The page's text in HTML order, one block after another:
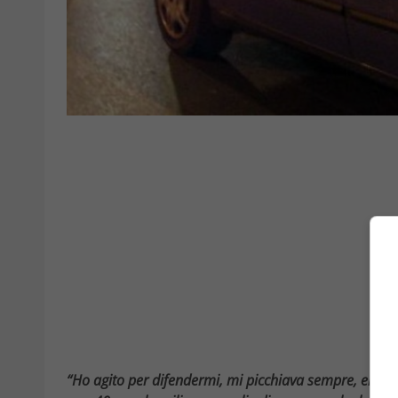
“Ho agito per difendermi, mi picchiava sempre, ero